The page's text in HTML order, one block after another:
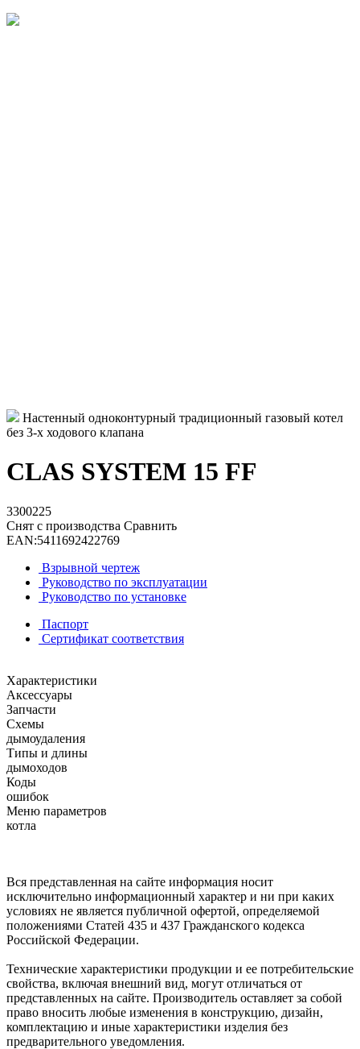
Настенный одноконтурный традиционный газовый котел
без 3-х ходового клапана
CLAS SYSTEM 15 FF
3300225
Снят с производства Сравнить
EAN:5411692422769
Взрывной чертеж
Руководство по эксплуатации
Руководство по установке
Паспорт
Сертификат соответствия
Характеристики
Аксессуары
Запчасти
Схемы
дымоудаления
Типы и длины
дымоходов
Коды
ошибок
Меню параметров
котла
Вся представленная на сайте информация носит
исключительно информационный характер и ни при каких
условиях не является публичной офертой, определяемой
положениями Статей 435 и 437 Гражданского кодекса
Российской Федерации.
Технические характеристики продукции и ее потребительские
свойства, включая внешний вид, могут отличаться от
представленных на сайте. Производитель оставляет за собой
право вносить любые изменения в конструкцию, дизайн,
комплектацию и иные характеристики изделия без
предварительного уведомления.